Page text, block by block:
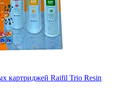
картриджей Raifil Trio Resin